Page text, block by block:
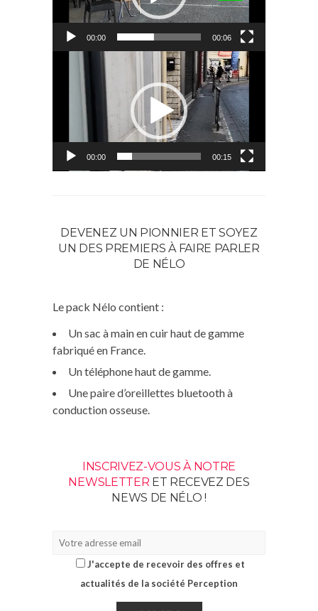
00:00 00:06
Lecteur
00:00 00:15
DEVENEZ UN PIONNIER ET SOYEZ
UN DES PREMIERS À FAIRE PARLER
DE NÉLO
Le pack Nélo contient :
Un sac à main en cuir haut de gamme
fabriqué en France.
Un téléphone haut de gamme.
Une paire d’oreillettes bluetooth à
conduction osseuse.
INSCRIVEZ-VOUS À NOTRE
NEWSLETTER ET RECEVEZ DES
NEWS DE NÉLO !
J'accepte de recevoir des offres et
actualités de la société Perception